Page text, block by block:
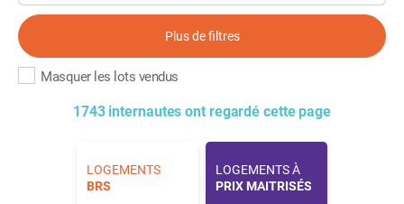
Plus de filtres
Masquer les lots vendus
1743 internautes ont regardé cette page
LOGEMENTS
BRS
LOGEMENTS À
PRIX MAITRISÉS